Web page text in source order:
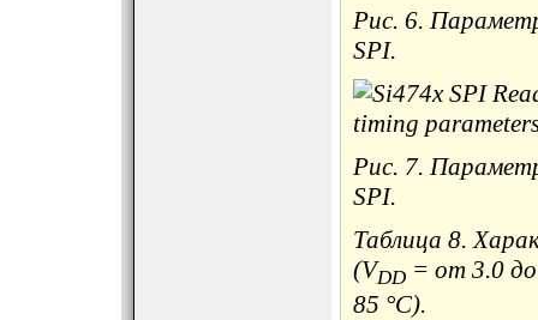
Рис. 6.
SPI.
Рис. 7.
SPI.
Таблица 8.
(VDD = от 3.0
85 °C).